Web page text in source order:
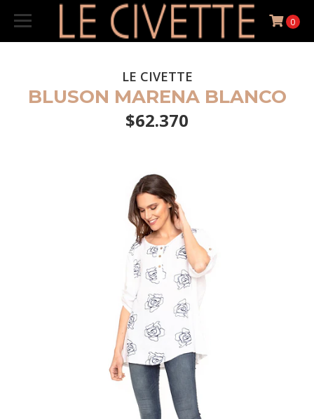
0
LE CIVETTE
BLUSON MARENA BLANCO
$62.370